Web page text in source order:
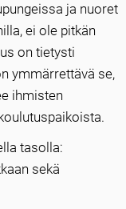
ja nuoret
ei ole pitkän
on tietysti
ymmärrettävä se,
ihmisten
tasolla:
sekä